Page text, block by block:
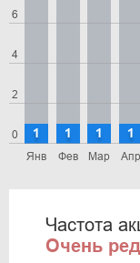
0
2
4
6
Янв
1
Фев
1
Мар
1
Апр
1
Частота
Очень